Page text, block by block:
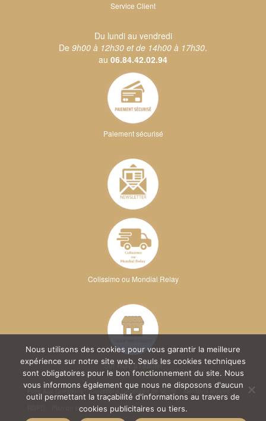
Service Client
Du lundi au vendredi
De 9h00 à 12h30 et de 14h00 à 17h30.
au 06.84.42.02.94
Paiement sécurisé
Colissimo ou Mondial Relay
Sur RDV à l'atelier
Conditions Générales de Vente
Mentions légales
Plan du site
Nous utilisons des cookies pour vous garantir la meilleure
expérience sur notre site web. Seuls les cookies techniques
sont obligatoires pour le bon fonctionnement du site. Nous
vous informons également que nous ne disposons d'aucun
outil permettant la traçabilité d'informations au travers de
cookies publicitaires ou tiers.